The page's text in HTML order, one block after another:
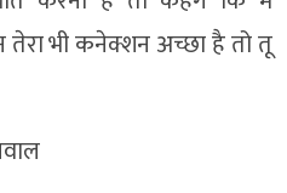
तेरा भी कनेक्शन अच्छा है तो तू